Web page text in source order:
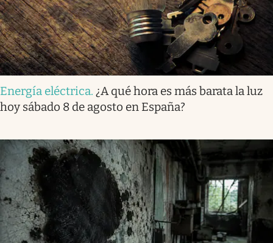
Energía eléctrica. ¿A qué hora es más barata la luz
hoy sábado 8 de agosto en España?